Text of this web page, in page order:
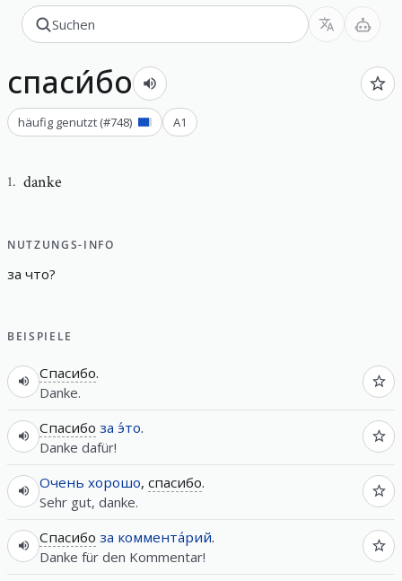
спаси́бо
häufig genutzt (#748) A1
1. danke
NUTZUNGS-INFO
за что?
BEISPIELE
Спасибо.
Danke.
Спасибо за э́то.
Danke dafür!
Очень хорошо, спасибо.
Sehr gut, danke.
Спасибо за коммента́рий.
Danke für den Kommentar!